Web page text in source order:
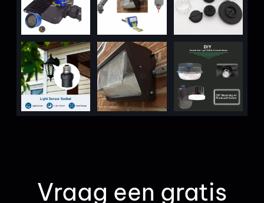
Vraag een gratis